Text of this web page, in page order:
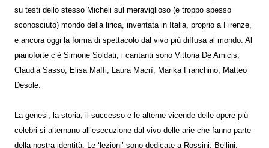
su testi dello stesso Micheli sul meraviglioso (e troppo spesso
sconosciuto) mondo della lirica, inventata in Italia, proprio a Firenze,
e ancora oggi la forma di spettacolo dal vivo più diffusa al mondo. Al
pianoforte c’è Simone Soldati, i cantanti sono Vittoria De Amicis,
Claudia Sasso, Elisa Maffi, Laura Macrì, Marika Franchino, Matteo
Desole.
La genesi, la storia, il successo e le alterne vicende delle opere più
celebri si alternano all’esecuzione dal vivo delle arie che fanno parte
della nostra identità. Le ‘lezioni’ sono dedicate a Rossini, Bellini,